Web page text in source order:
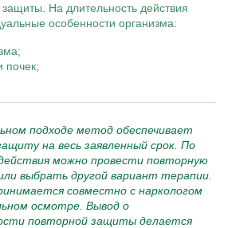
защиты. На длительность действия
особенности организма:
почек;
подходе метод обеспечивает
на весь заявленный срок. По
можно провести повторную
выбрать другой вариант терапии.
совместно с наркологом
осмотре. Вывод о
повторной защиты делается